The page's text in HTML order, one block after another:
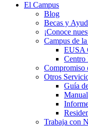
El Campus
Blog
Becas y
¡Conoce
Campus de
EUSA
Centro
Compromiso
Otros
Guía
Trabaja con